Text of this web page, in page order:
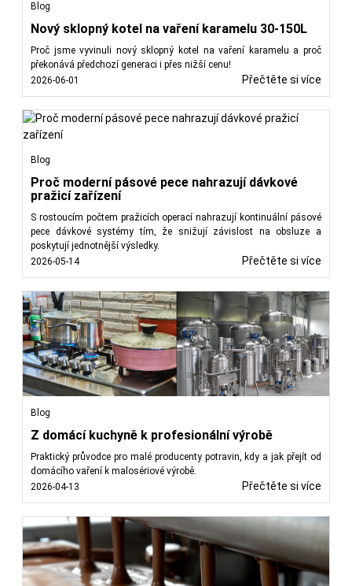
Blog
Nový sklopný kotel na vaření karamelu 30-150L
Proč jsme vyvinuli nový sklopný kotel na vaření karamelu a proč
překonává předchozí generaci i přes nižší cenu!
2026-06-01
Přečtěte si více
Blog
Proč moderní pásové pece nahrazují dávkové
pražicí zařízení
S rostoucím počtem pražicích operací nahrazují kontinuální pásové
pece dávkové systémy tím, že snižují závislost na obsluze a
poskytují jednotnější výsledky.
2026-05-14
Přečtěte si více
Blog
Z domácí kuchyně k profesionální výrobě
Praktický průvodce pro malé producenty potravin, kdy a jak přejít od
domácího vaření k malosériové výrobě.
2026-04-13
Přečtěte si více